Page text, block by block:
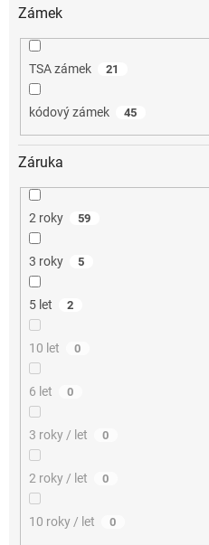
Zámek
TSA zámek 21
kódový zámek 45
Záruka
2 roky 59
3 roky 5
5 let 2
10 let 0
6 let 0
3 roky / let 0
2 roky / let 0
10 roky / let 0